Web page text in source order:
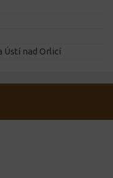
Ústí nad Orlicí